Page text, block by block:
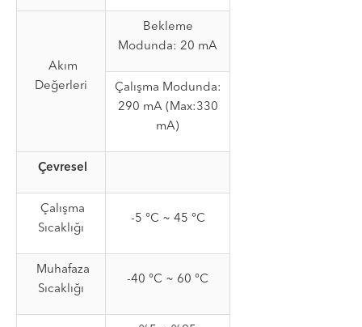
Akım
Değerleri
Bekleme
Modunda: 20 mA
Çalışma Modunda:
290 mA (Max:330
mA)
Çevresel
Çalışma
Sıcaklığı
-5 °C ~ 45 °C
Muhafaza
Sıcaklığı
-40 °C ~ 60 °C